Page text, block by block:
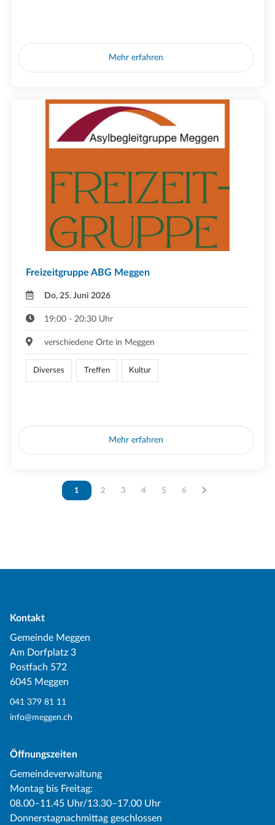
Mehr erfahren
Freizeitgruppe ABG Meggen
Do, 25. Juni 2026
19:00 - 20:30 Uhr
verschiedene Orte in Meggen
Diverses Treffen Kultur
Mehr erfahren
Vous êtes sur la page
1 Vous êtes sur la page
2 Vous êtes sur la page
3 Vous êtes sur la page
4 Vous êtes sur la page
5 Vous êtes sur la page
6
Kontakt
Gemeinde Meggen
Am Dorfplatz 3
Postfach 572
6045 Meggen
041 379 81 11
info@meggen.ch
Öffnungszeiten
Gemeindeverwaltung
Montag bis Freitag:
08.00–11.45 Uhr/13.30–17.00 Uhr
Donnerstagnachmittag geschlossen